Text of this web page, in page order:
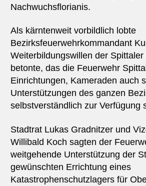
Nachwuchsflorianis.
Als kärntenweit vorbildlich lobte
Bezirksfeuerwehrkommandant
Weiterbildungswillen der Spittaler
betonte, das die Feuerwehr
Einrichtungen, Kameraden auch
Unterstützungen des ganzen
selbstverständlich zur Verfügung
Stadtrat Lukas Gradnitzer und
Willibald Koch sagten der
weitgehende Unterstützung der
gewünschten Errichtung eines
Katastrophenschutzlagers für